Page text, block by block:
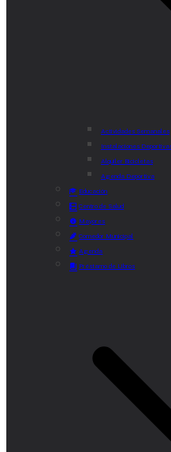
Actividades Semanales
Instalaciones
Alquiler Bicicletas
Agenda Deportiva
Educación
Centro de Salud
Mayores
Comedor Municipal
Agenda
Préstamo de Libros